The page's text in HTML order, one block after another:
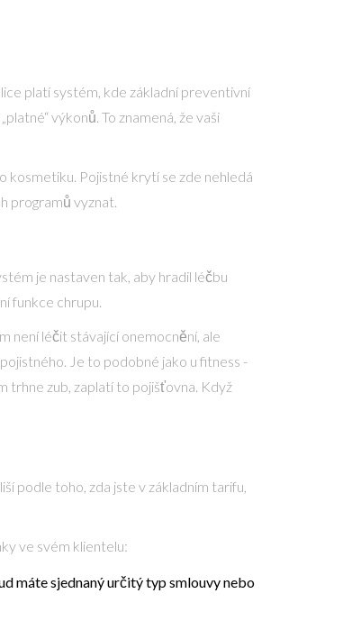
platí systém, kde základní preventivní
výkonů. To znamená, že vaši
kosmetiku. Pojistné krytí se zde nehledá
programů vyznat.
je nastaven tak, aby hradil léčbu
funkce chrupu.
není léčit stávající onemocnění, ale
Je to podobné jako u fitness -
trhne zub, zaplatí to pojišťovna. Když
podle toho, zda jste v základním tarifu,
ve svém klientelu:
máte sjednaný určitý typ smlouvy nebo